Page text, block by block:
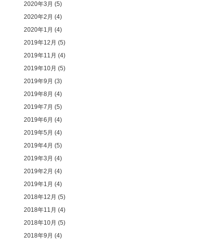
2020年3月 (5)
2020年2月 (4)
2020年1月 (4)
2019年12月 (5)
2019年11月 (4)
2019年10月 (5)
2019年9月 (3)
2019年8月 (4)
2019年7月 (5)
2019年6月 (4)
2019年5月 (4)
2019年4月 (5)
2019年3月 (4)
2019年2月 (4)
2019年1月 (4)
2018年12月 (5)
2018年11月 (4)
2018年10月 (5)
2018年9月 (4)